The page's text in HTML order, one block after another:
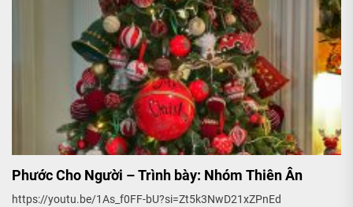
Phước Cho Người – Trình bày: Nhóm Thiên Ân
https://youtu.be/1As_f0FF-bU?si=Zt5k3NwD21xZPnEd